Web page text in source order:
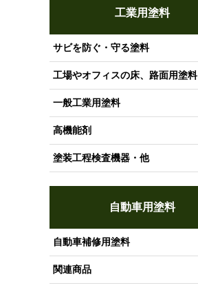
工業用塗料
サビを防ぐ・守る塗料
工場やオフィスの床、路面用塗料
一般工業用塗料
高機能剤
塗装工程検査機器・他
自動車用塗料
自動車補修用塗料
関連商品